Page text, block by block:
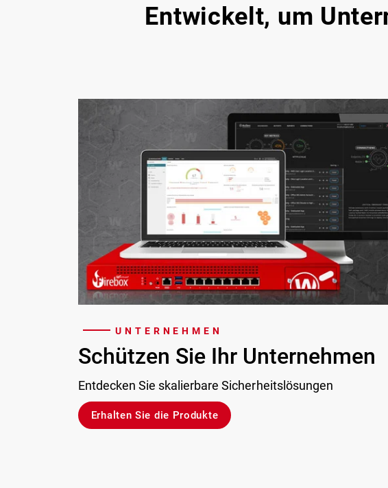
Entwickelt, um
UNTERNEHMEN
Schützen Sie Ihr Unternehmen
Entdecken Sie skalierbare Sicherheitslösungen
Erhalten Sie die Produkte